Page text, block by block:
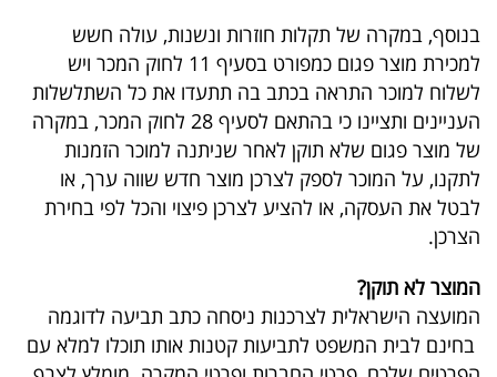
בנוסף, במקרה של תקלות חוזרות ונשנות, עולה חשש
למכירת מוצר פגום כמפורט בסעיף 11 לחוק המכר ויש
לשלוח למוכר התראה בכתב בה תתעדו את כל השתלשלות
העניינים ותציינו כי בהתאם לסעיף 28 לחוק המכר, במקרה
של מוצר פגום שלא תוקן לאחר שניתנה למוכר הזמנות
לתקנו, על המוכר לספק לצרכן מוצר חדש שווה ערך, או
לבטל את העסקה, או להציע לצרכן פיצוי והכל לפי בחירת
הצרכן.
המוצר לא תוקן?
המועצה הישראלית לצרכנות ניסחה כתב תביעה לדוגמה
בחינם לבית המשפט לתביעות קטנות אותו תוכלו למלא עם